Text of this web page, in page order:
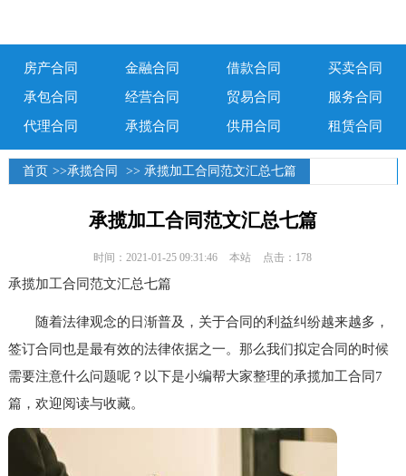
房产合同 金融合同 借款合同
买卖合同
承包合同
经营合同 贸易合同
服务合同
代理合同
承揽合同 供用合同 租赁合同
首页 >>承揽合同 >> 承揽加工合同范文汇总七篇
承揽加工合同范文汇总七篇
时间：2021-01-25 09:31:46 本站 点击：178
承揽加工合同范文汇总七篇
随着法律观念的日渐普及，关于合同的利益纠纷越来越多，
签订合同也是最有效的法律依据之一。那么我们拟定合同的时候
需要注意什么问题呢？以下是小编帮大家整理的承揽加工合同7
篇，欢迎阅读与收藏。